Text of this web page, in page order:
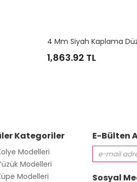
4 Mm Siyah Kaplama
1,863.92 TL
Kategoriler
Modelleri
Modelleri
Modelleri
E-Bülten
Sosyal